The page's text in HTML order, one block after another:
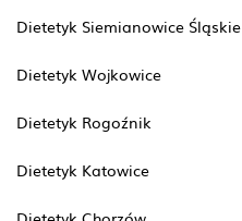
Dietetyk Siemianowice Śląskie
Dietetyk Wojkowice
Dietetyk Rogoźnik
Dietetyk Katowice